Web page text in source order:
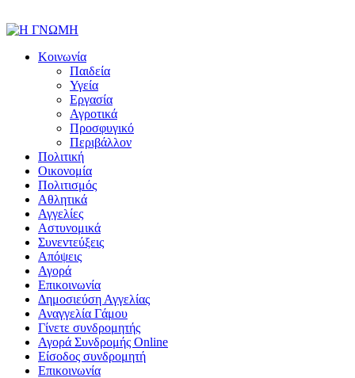
Κοινωνία
Παιδεία
Υγεία
Εργασία
Αγροτικά
Προσφυγικό
Περιβάλλον
Πολιτική
Οικονομία
Πολιτισμός
Αθλητικά
Αγγελίες
Αστυνομικά
Συνεντεύξεις
Απόψεις
Αγορά
Επικοινωνία
Δημοσιεύση Αγγελίας
Αναγγελία Γάμου
Γίνετε συνδρομητής
Αγορά Συνδρομής Online
Είσοδος συνδρομητή
Επικοινωνία